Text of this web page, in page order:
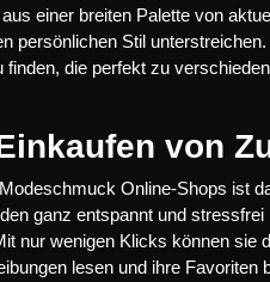
einer breiten Palette von
persönlichen Stil
finden, die perfekt zu
von
Online-Shops ist
ganz entspannt und
nur wenigen Klicks können sie
lesen und ihre Favoriten